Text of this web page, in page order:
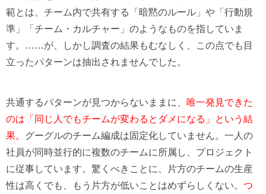
範とは、チーム内で共有する「暗黙のルール」や「行動規
準」「チーム・カルチャー」のようなものを指していま
す。……が、しかし調査の結果もむなしく、この点でも目
立ったパターンは抽出されませんでした。
共通するパターンが見つからないままに、 唯一発見できた
のは「同じ人でもチームが変わるとダメになる」という結
果。 グーグルのチーム編成は固定化していません。一人の
社員が同時並行的に複数のチームに所属し、プロジェクト
に従事しています。驚くべきことに、片方のチームの生産
性は高くでも、もう片方が低いことはめずらしくない。 つ